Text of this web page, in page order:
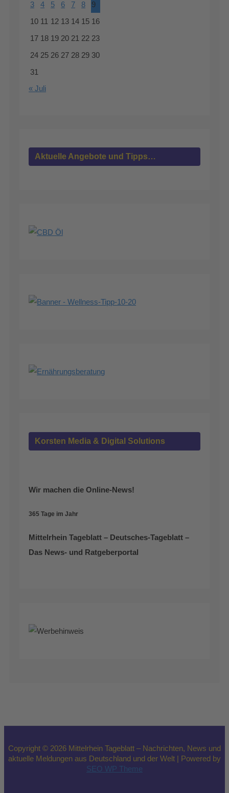
3 4 5 6 7 8 9
10 11 12 13 14 15 16
17 18 19 20 21 22 23
24 25 26 27 28 29 30
31
« Juli
Aktuelle Angebote und Tipps…
Korsten Media & Digital Solutions
Wir machen die Online-News!
365 Tage im Jahr
Mittelrhein Tageblatt – Deutsches-Tageblatt –
Das News- und Ratgeberportal
Copyright © 2026 Mittelrhein Tageblatt – Nachrichten, News und
aktuelle Meldungen aus Deutschland und der Welt | Powered by
SEO WP Theme